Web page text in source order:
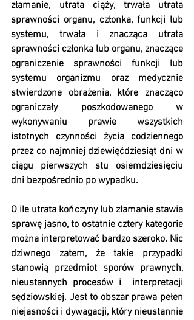
złamanie, utrata ciąży, trwała utrata
sprawności organu, członka, funkcji lub
systemu, trwała i znacząca utrata
sprawności członka lub organu, znaczące
ograniczenie sprawności funkcji lub
systemu organizmu oraz medycznie
stwierdzone obrażenia, które znacząco
ograniczały poszkodowanego w
wykonywaniu prawie wszystkich
istotnych czynności życia codziennego
przez co najmniej dziewięćdziesiąt dni w
ciągu pierwszych stu osiemdziesięciu
dni bezpośrednio po wypadku.
O ile utrata kończyny lub złamanie stawia
sprawę jasno, to ostatnie cztery kategorie
można interpretować bardzo szeroko. Nic
dziwnego zatem, że takie przypadki
stanowią przedmiot sporów prawnych,
nieustannych procesów i  interpretacji
sędziowskiej. Jest to obszar prawa pełen
niejasności i dywagacji, który nieustannie